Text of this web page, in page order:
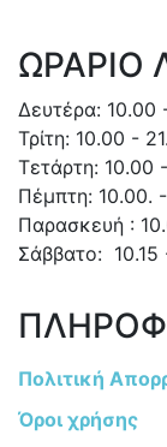
ΩΡΑΡΙΟ
Δευτέρα: 10.00
Τρίτη: 10.00 -
Τετάρτη: 10.00
Πέμπτη: 10.00.
Παρασκευή :
Σάββατο: 10.15
Πολιτική
Όροι χρήσης